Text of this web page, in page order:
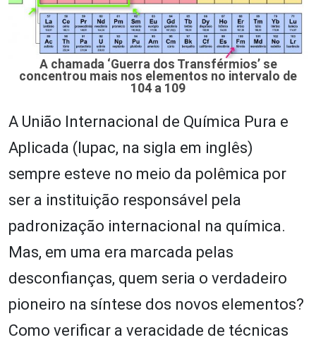
A chamada ‘Guerra dos Transférmios’ se
concentrou mais nos elementos no intervalo de
104 a 109
A União Internacional de Química Pura e
Aplicada (Iupac, na sigla em inglês)
sempre esteve no meio da polêmica por
ser a instituição responsável pela
padronização internacional na química.
Mas, em uma era marcada pelas
desconfianças, quem seria o verdadeiro
pioneiro na síntese dos novos elementos?
Como verificar a veracidade de técnicas